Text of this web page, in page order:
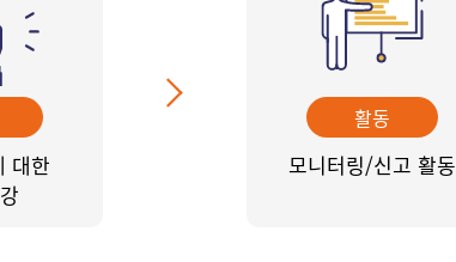
대한
활동
모니터링/신고 활동